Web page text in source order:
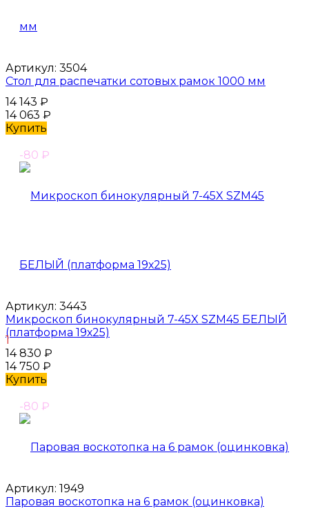
Артикул: 3504
Стол для распечатки сотовых рамок 1000 мм
14 143 ₽
14 063 ₽
Купить
-80 ₽
Артикул: 3443
Микроскоп бинокулярный 7-45X SZM45 БЕЛЫЙ
(платформа 19х25)
1
14 830 ₽
14 750 ₽
Купить
-80 ₽
Артикул: 1949
Паровая воскотопка на 6 рамок (оцинковка)